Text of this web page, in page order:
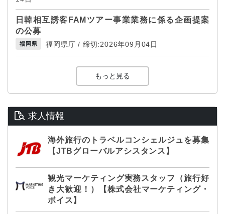
日韓相互誘客FAMツアー事業業務に係る企画提案
の公募
福岡県 福岡県庁 / 締切:2026年09月04日
もっと見る
求人情報
海外旅行のトラベルコンシェルジュを募集
【JTBグローバルアシスタンス】
観光マーケティング実務スタッフ（旅行好
き大歓迎！）【株式会社マーケティング・
ボイス】